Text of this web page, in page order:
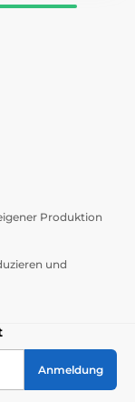
Produktion
und
Anmeldung